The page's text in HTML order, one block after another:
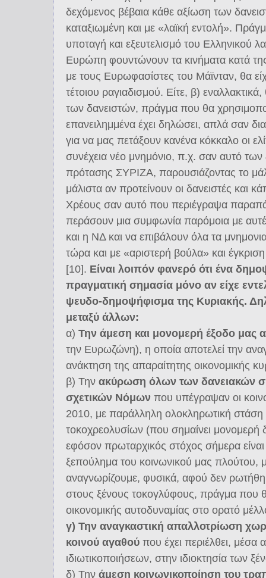
δεχόμενος βέβαια κάθε αξίωση των
καταξιωμένη και με «λαϊκή εντολή».
υποταγή και εξευτελισμό του Ελληνικού
Ευρώπη φουντώνουν τα κινήματα κατά
με τους Ευρωφασίστες του Μάϊνταν, θα
τέτοιου ραγιαδισμού. Είτε, β)
των δανειστών, πράγμα που θα
επανειλημμένα έχει δηλώσει, απλά σαν
για να μας πετάξουν κανένα κόκκαλο οι
συνέχεια νέο μνημόνιο, π.χ. σαν αυτό των
πρότασης ΣΥΡΙΖΑ, παρουσιάζοντας το
μάλιστα αν προτείνουν οι δανειστές και
Χρέους σαν αυτό που περιέγραψα
περάσουν μια συμφωνία παρόμοια με
και η ΝΔ και να επιβάλουν όλα τα
τώρα και με «αριστερή βούλα» και
[10]. Είναι λοιπόν φανερό ότι ένα
πραγματική σημασία μόνο αν είχε
ψευδο-δημοψήφισμα της Κυριακής.
μεταξύ άλλων:
α) Την άμεση και μονομερή έξοδο μας
την Ευρωζώνη), η οποία αποτελεί την
ανάκτηση της απαραίτητης οικονομικής
β) Την ακύρωση όλων των δανειακών
σχετικών Νόμων που υπέγραψαν οι
2010, με παράλληλη ολοκληρωτική
τοκοχρεολυσίων (που σημαίνει μονομερή
εφόσον πρωταρχικός στόχος σήμερα
ξεπούλημα του κοινωνικού μας
αναγνωρίζουμε, φυσικά, αφού δεν
στους ξένους τοκογλύφους, πράγμα που
οικονομικής αυτοδυναμίας στο ορατό
γ) Την αναγκαστική απαλλοτρίωση
κοινού αγαθού που έχει περιέλθει, μέσα
ιδιωτικοποιήσεων, στην ιδιοκτησία των
δ) Την άμεση κοινωνικοποίηση του